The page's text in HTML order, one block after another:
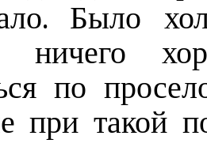
Было
ничего
по
при такой